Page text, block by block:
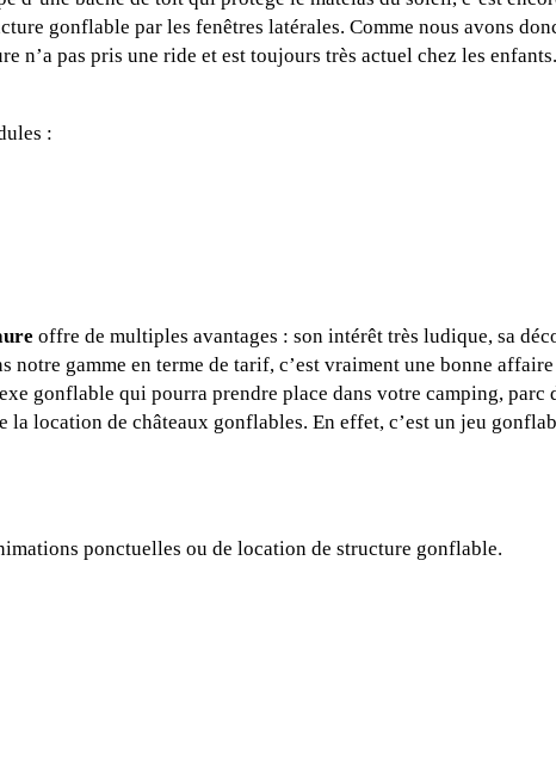
gonflable par les fenêtres latérales. Comme nous avons
n’a pas pris une ride et est toujours très actuel chez les
:
offre de multiples avantages : son intérêt très ludique, sa
notre gamme en terme de tarif, c’est vraiment une bonne
gonflable qui pourra prendre place dans votre camping,
la location de châteaux gonflables. En effet, c’est un jeu
ponctuelles ou de location de structure gonflable.